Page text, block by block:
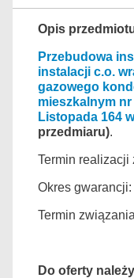
Opis
Przebudowa
instalacji c.o.
gazowego
mieszkalnym
Listopada 164
przedmiaru).
Termin realizacji
Okres gwarancji:
Termin
Do oferty